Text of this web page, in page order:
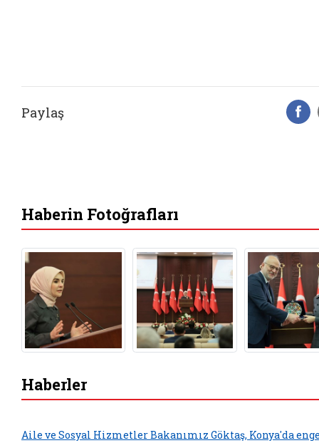
Paylaş
Haberin Fotoğrafları
Haberler
Aile ve Sosyal Hizmetler Bakanımız Göktaş, Konya'da